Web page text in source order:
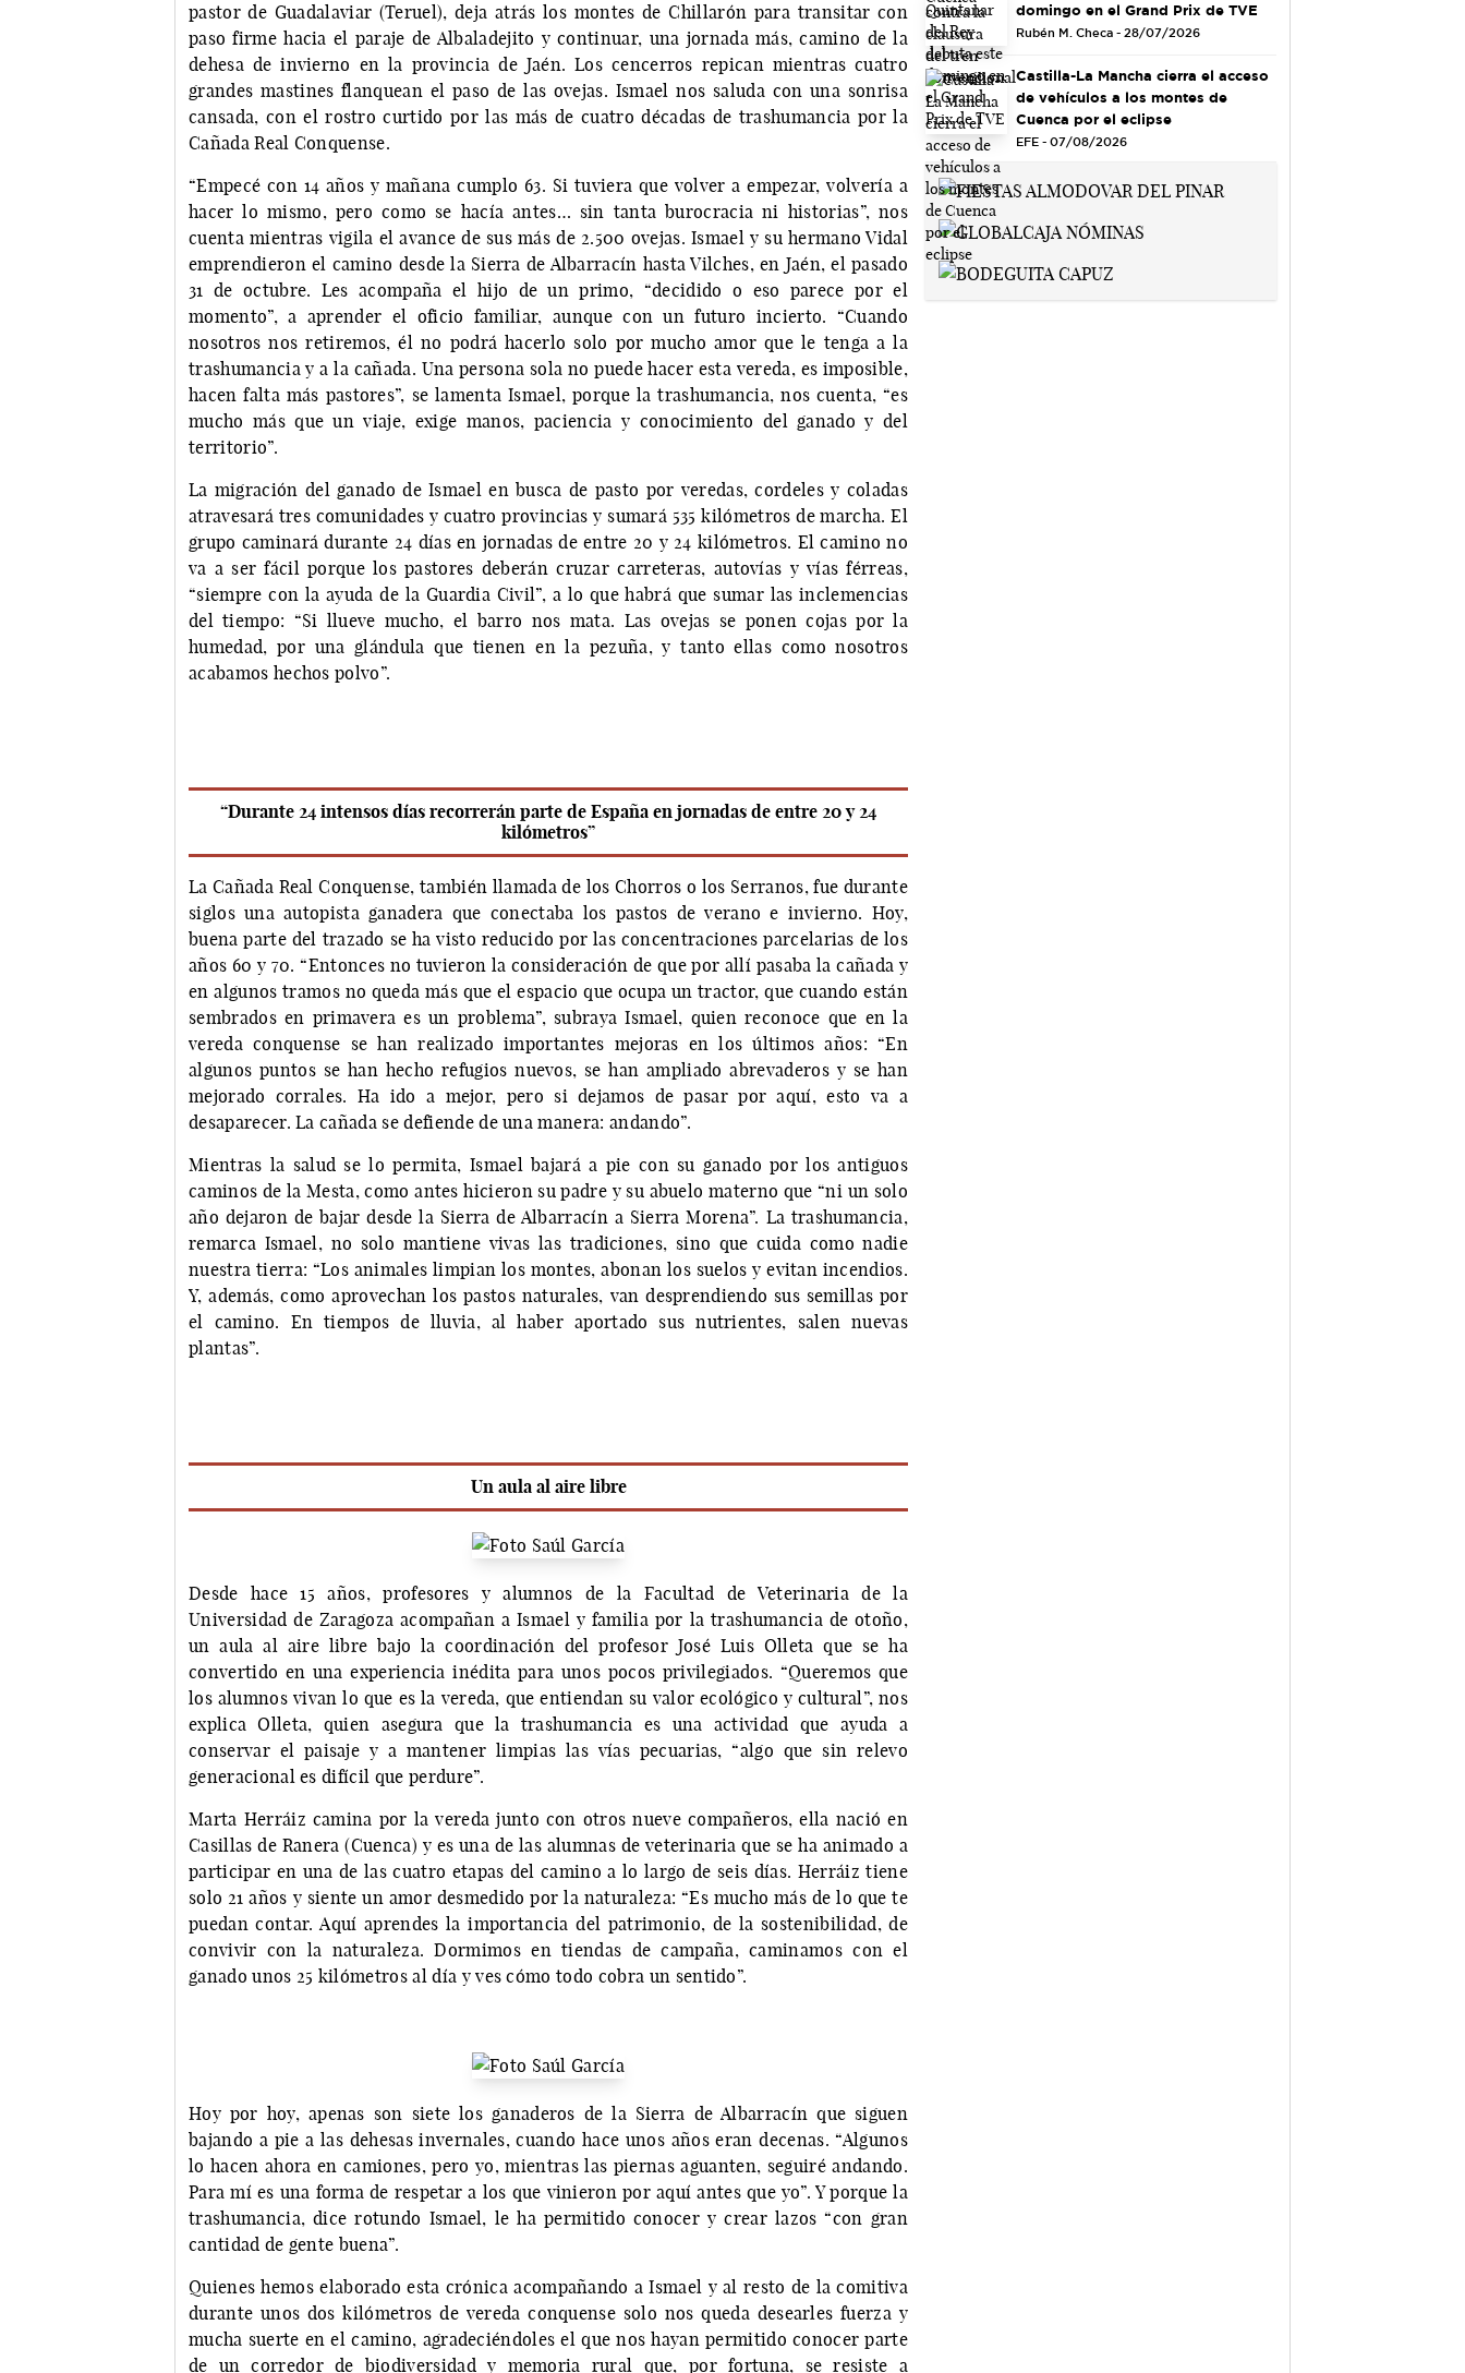
pastor de Guadalaviar (Teruel), deja atrás los montes de Chillarón para transitar con
paso firme hacia el paraje de Albaladejito y continuar, una jornada más, camino de la
dehesa de invierno en la provincia de Jaén. Los cencerros repican mientras cuatro
grandes mastines flanquean el paso de las ovejas. Ismael nos saluda con una sonrisa
cansada, con el rostro curtido por las más de cuatro décadas de trashumancia por la
Cañada Real Conquense.
“Empecé con 14 años y mañana cumplo 63. Si tuviera que volver a empezar, volvería a
hacer lo mismo, pero como se hacía antes… sin tanta burocracia ni historias”, nos
cuenta mientras vigila el avance de sus más de 2.500 ovejas. Ismael y su hermano Vidal
emprendieron el camino desde la Sierra de Albarracín hasta Vilches, en Jaén, el pasado
31 de octubre. Les acompaña el hijo de un primo, “decidido o eso parece por el
momento”, a aprender el oficio familiar, aunque con un futuro incierto. “Cuando
nosotros nos retiremos, él no podrá hacerlo solo por mucho amor que le tenga a la
trashumancia y a la cañada. Una persona sola no puede hacer esta vereda, es imposible,
hacen falta más pastores”, se lamenta Ismael, porque la trashumancia, nos cuenta, “es
mucho más que un viaje, exige manos, paciencia y conocimiento del ganado y del
territorio”.
La migración del ganado de Ismael en busca de pasto por veredas, cordeles y coladas
atravesará tres comunidades y cuatro provincias y sumará 535 kilómetros de marcha. El
grupo caminará durante 24 días en jornadas de entre 20 y 24 kilómetros. El camino no
va a ser fácil porque los pastores deberán cruzar carreteras, autovías y vías férreas,
“siempre con la ayuda de la Guardia Civil”, a lo que habrá que sumar las inclemencias
del tiempo: “Si llueve mucho, el barro nos mata. Las ovejas se ponen cojas por la
humedad, por una glándula que tienen en la pezuña, y tanto ellas como nosotros
acabamos hechos polvo”.
“Durante 24 intensos días recorrerán parte de España en jornadas de entre 20 y 24
kilómetros”
La Cañada Real Conquense, también llamada de los Chorros o los Serranos, fue durante
siglos una autopista ganadera que conectaba los pastos de verano e invierno. Hoy,
buena parte del trazado se ha visto reducido por las concentraciones parcelarias de los
años 60 y 70. “Entonces no tuvieron la consideración de que por allí pasaba la cañada y
en algunos tramos no queda más que el espacio que ocupa un tractor, que cuando están
sembrados en primavera es un problema”, subraya Ismael, quien reconoce que en la
vereda conquense se han realizado importantes mejoras en los últimos años: “En
algunos puntos se han hecho refugios nuevos, se han ampliado abrevaderos y se han
mejorado corrales. Ha ido a mejor, pero si dejamos de pasar por aquí, esto va a
desaparecer. La cañada se defiende de una manera: andando”.
Mientras la salud se lo permita, Ismael bajará a pie con su ganado por los antiguos
caminos de la Mesta, como antes hicieron su padre y su abuelo materno que “ni un solo
año dejaron de bajar desde la Sierra de Albarracín a Sierra Morena”. La trashumancia,
remarca Ismael, no solo mantiene vivas las tradiciones, sino que cuida como nadie
nuestra tierra: “Los animales limpian los montes, abonan los suelos y evitan incendios.
Y, además, como aprovechan los pastos naturales, van desprendiendo sus semillas por
el camino. En tiempos de lluvia, al haber aportado sus nutrientes, salen nuevas
plantas”.
Un aula al aire libre
Desde hace 15 años, profesores y alumnos de la Facultad de Veterinaria de la
Universidad de Zaragoza acompañan a Ismael y familia por la trashumancia de otoño,
un aula al aire libre bajo la coordinación del profesor José Luis Olleta que se ha
convertido en una experiencia inédita para unos pocos privilegiados. “Queremos que
los alumnos vivan lo que es la vereda, que entiendan su valor ecológico y cultural”, nos
explica Olleta, quien asegura que la trashumancia es una actividad que ayuda a
conservar el paisaje y a mantener limpias las vías pecuarias, “algo que sin relevo
generacional es difícil que perdure”.
Marta Herráiz camina por la vereda junto con otros nueve compañeros, ella nació en
Casillas de Ranera (Cuenca) y es una de las alumnas de veterinaria que se ha animado a
participar en una de las cuatro etapas del camino a lo largo de seis días. Herráiz tiene
solo 21 años y siente un amor desmedido por la naturaleza: “Es mucho más de lo que te
puedan contar. Aquí aprendes la importancia del patrimonio, de la sostenibilidad, de
convivir con la naturaleza. Dormimos en tiendas de campaña, caminamos con el
ganado unos 25 kilómetros al día y ves cómo todo cobra un sentido”.
Hoy por hoy, apenas son siete los ganaderos de la Sierra de Albarracín que siguen
bajando a pie a las dehesas invernales, cuando hace unos años eran decenas. “Algunos
lo hacen ahora en camiones, pero yo, mientras las piernas aguanten, seguiré andando.
Para mí es una forma de respetar a los que vinieron por aquí antes que yo”. Y porque la
trashumancia, dice rotundo Ismael, le ha permitido conocer y crear lazos “con gran
cantidad de gente buena”.
Quienes hemos elaborado esta crónica acompañando a Ismael y al resto de la comitiva
durante unos dos kilómetros de vereda conquense solo nos queda desearles fuerza y
mucha suerte en el camino, agradeciéndoles el que nos hayan permitido conocer parte
de un corredor de biodiversidad y memoria rural que, por fortuna, se resiste a
domingo en el Grand Prix de TVE
Rubén M. Checa - 28/07/2026
Castilla-La Mancha cierra el acceso
de vehículos a los montes de
Cuenca por el eclipse
EFE - 07/08/2026